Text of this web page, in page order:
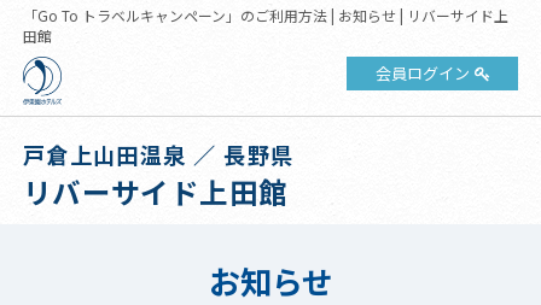
「Go To トラベルキャンペーン」のご利用方法 | お知らせ | リバーサイド上
田館
会員ログイン
戸倉上山田温泉 ／ 長野県
リバーサイド上田館
お知らせ